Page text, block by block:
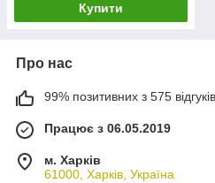
Купити
Про нас
99% позитивних з 575
Працює з 06.05.2019
м. Харків
61000, Харків, Україна